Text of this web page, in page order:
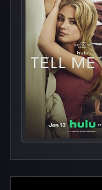
Lightning